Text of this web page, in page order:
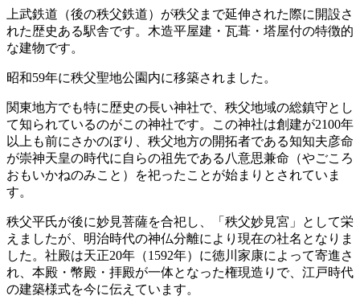
上武鉄道（後の秩父鉄道）が秩父まで延伸された際に開設さ
れた歴史ある駅舎です。木造平屋建・瓦葺・塔屋付の特徴的
な建物です。
昭和59年に秩父聖地公園内に移築されました。
関東地方でも特に歴史の長い神社で、秩父地域の総鎮守とし
て知られているのがこの神社です。この神社は創建が2100年
以上も前にさかのぼり、秩父地方の開拓者である知知夫彦命
が崇神天皇の時代に自らの祖先である八意思兼命（やごころ
おもいかねのみこと）を祀ったことが始まりとされていま
す。
秩父平氏が後に妙見菩薩を合祀し、「秩父妙見宮」として栄
えましたが、明治時代の神仏分離により現在の社名となりま
した。社殿は天正20年（1592年）に徳川家康によって寄進さ
れ、本殿・幣殿・拝殿が一体となった権現造りで、江戸時代
の建築様式を今に伝えています。